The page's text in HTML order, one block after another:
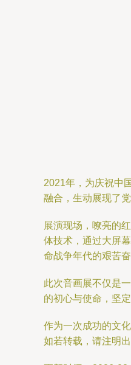
2021年，为庆祝中
融合，生动展现了
展演现场，嘹亮的
体技术，通过大屏
命战争年代的艰苦
此次音画展不仅是
的初心与使命，坚
作为一次成功的文
如若转载，请注明